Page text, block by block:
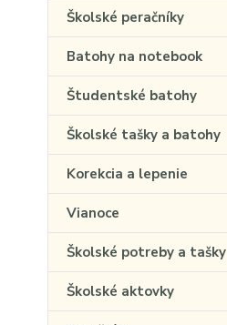
Školské peračníky
Batohy na notebook
Študentské batohy
Školské tašky a batohy
Korekcia a lepenie
Vianoce
Školské potreby a tašky
Školské aktovky